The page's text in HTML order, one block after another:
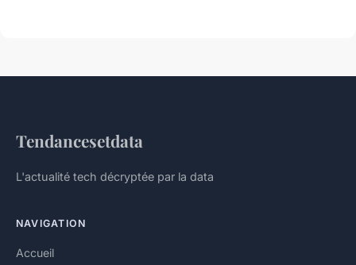
Tendancesetdata
L'actualité tech décryptée par la data
NAVIGATION
Accueil